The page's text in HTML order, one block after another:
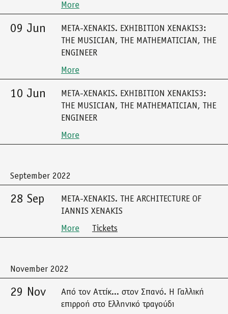
More
09 Jun
META-XENAKIS. EXHIBITION XENAKIS3:
THE MUSICIAN, THE MATHEMATICIAN, THE
ENGINEER
More
10 Jun
META-XENAKIS. EXHIBITION XENAKIS3:
THE MUSICIAN, THE MATHEMATICIAN, THE
ENGINEER
More
September 2022
28 Sep
META-XENAKIS. THE ARCHITECTURE OF
IANNIS XENAKIS
More
Tickets
November 2022
29 Nov
Από τον Αττίκ... στον Σπανό. Η Γαλλική
επιρροή στο Ελληνικό τραγούδι